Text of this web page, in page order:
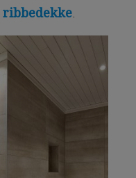
ribbedekke.